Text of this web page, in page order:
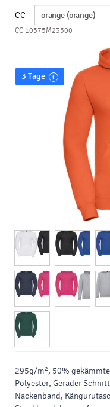
CC
CC 10575M23500
3 Tage
295g/m², 50%
Polyester, Gerader
Nackenband,